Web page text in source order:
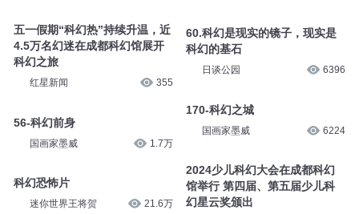
五一假期“科幻热”持续升温，近
4.5万名幻迷在成都科幻馆展开
科幻之旅
红星新闻 355
56-科幻前身
国画家墨威 1.7万
科幻恐怖片
迷你世界王将贺 21.6万
60.科幻是现实的镜子，现实是
科幻的基石
日谈公园 6396
170-科幻之城
国画家墨威 6224
2024少儿科幻大会在成都科幻
馆举行 第四届、第五届少儿科
幻星云奖颁出